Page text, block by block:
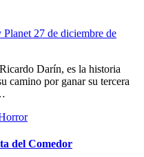
Planet 27 de diciembre de
camino por ganar su tercera
del Comedor